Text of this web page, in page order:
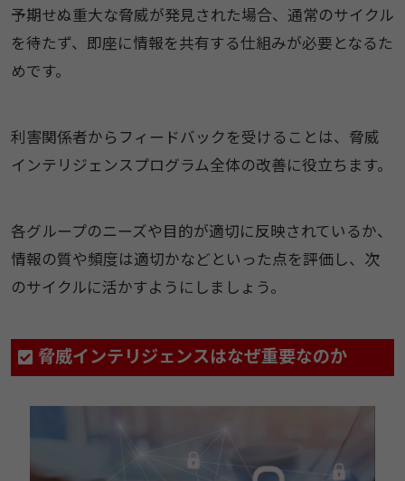
予期せぬ重大な脅威が発見された場合、通常のサイクル
を待たず、即座に情報を共有する仕組みが必要となるた
めです。
利害関係者からフィードバックを受けることは、脅威
インテリジェンスプログラム全体の改善に役立ちます。
各グループのニーズや目的が適切に反映されているか、
情報の質や頻度は適切かなどといった点を評価し、次
のサイクルに活かすようにしましょう。
脅威インテリジェンスはなぜ重要なのか